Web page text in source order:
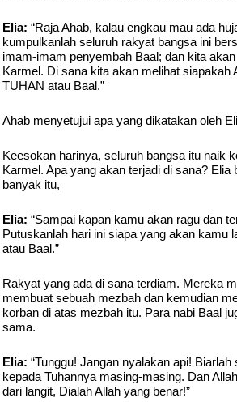
Elia: “Raja Ahab, kalau engkau mau ada
kumpulkanlah seluruh rakyat bangsa ini
imam-imam penyembah Baal; dan kita
Karmel. Di sana kita akan melihat siapakah
TUHAN atau Baal.”
Ahab menyetujui apa yang dikatakan oleh
Keesokan harinya, seluruh bangsa itu naik
Karmel. Apa yang akan terjadi di sana? Elia
banyak itu,
Elia: “Sampai kapan kamu akan ragu dan
Putuskanlah hari ini siapa yang akan kamu
atau Baal.”
Rakyat yang ada di sana terdiam. Mereka
membuat sebuah mezbah dan kemudian
korban di atas mezbah itu. Para nabi Baal
sama.
Elia: “Tunggu! Jangan nyalakan api!
kepada Tuhannya masing-masing. Dan
dari langit, Dialah Allah yang benar!”